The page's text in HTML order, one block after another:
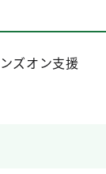
ズオン支援